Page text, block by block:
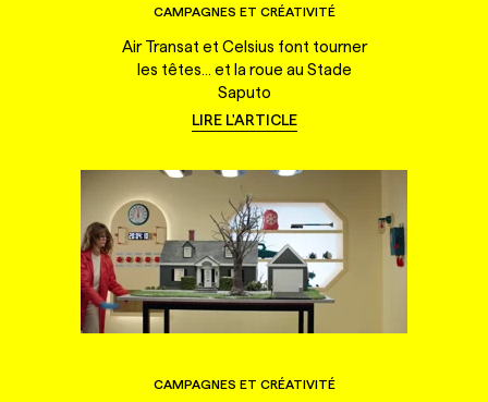
CAMPAGNES ET CRÉATIVITÉ
Air Transat et Celsius font tourner
les têtes... et la roue au Stade
Saputo
LIRE L'ARTICLE
CAMPAGNES ET CRÉATIVITÉ